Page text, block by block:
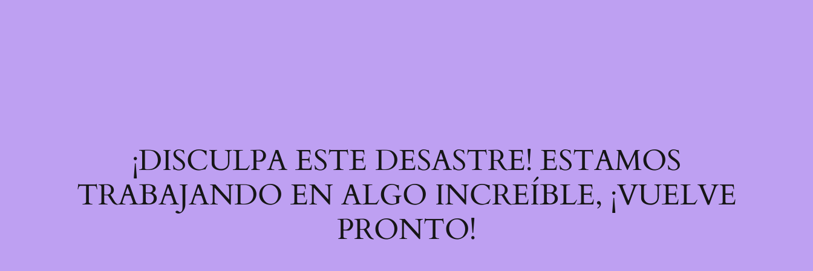
¡DISCULPA ESTE DESASTRE! ESTAMOS
TRABAJANDO EN ALGO INCREÍBLE, ¡VUELVE
PRONTO!